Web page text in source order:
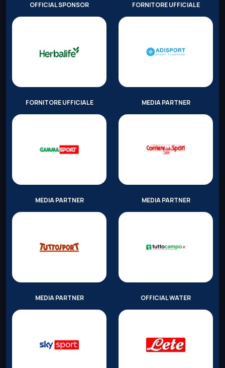
OFFICIAL SPONSOR FORNITORE UFFICIALE
FORNITORE UFFICIALE MEDIA PARTNER
MEDIA PARTNER MEDIA PARTNER
MEDIA PARTNER OFFICIAL WATER